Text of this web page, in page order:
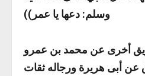
وسلم: دعها يا عمر ))
أخرى عن محمد بن عمرو
أبى هريرة ورجاله ثقات